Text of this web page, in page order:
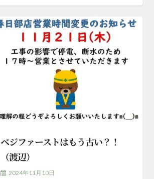
ベジファーストはもう古い？！
（渡辺）
2024年11月10日